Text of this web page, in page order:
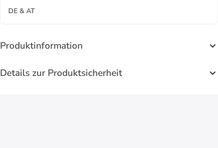
DE & AT
Produktinformation
Details zur Produktsicherheit